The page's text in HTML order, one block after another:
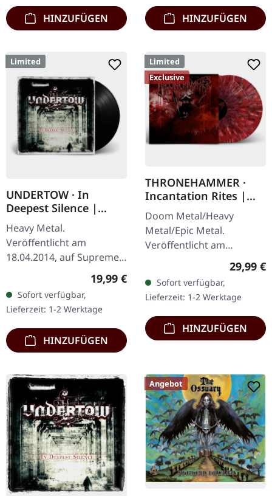
HINZUFÜGEN
Album…
HINZUFÜGEN
Limited
UNDERTOW · In
Deepest Silence |
BLACK LP
Heavy Metal.
Veröffentlicht am
18.04.2014, auf Supreme
Schwarzes Vinyl im
Gatefold-Cover. Limitiert
auf 200 Exemplare. · 180g
Vinyl…
Regulärer Preis:
19,99 €
Sofort verfügbar,
Lieferzeit: 1-2 Werktage
HINZUFÜGEN
Limited
Exclusive
THRONEHAMMER ·
Incantation Rites |
SPLATTER 2LP
Doom Metal/Heavy
Metal/Epic Metal.
Veröffentlicht am
21.10.2022, auf Supreme
Chaos Records. SCR-
exklusives Transparent
Rot/Schwarz/Weiß…
29,99 €
Sofort verfügbar,
Lieferzeit: 1-2 Werktage
HINZUFÜGEN
Angebot